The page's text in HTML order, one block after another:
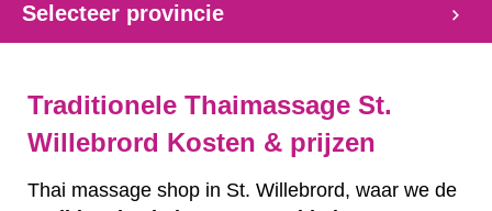
Selecteer provincie
Traditionele Thaimassage St.
Willebrord Kosten & prijzen
Thai massage shop in St. Willebrord, waar we de